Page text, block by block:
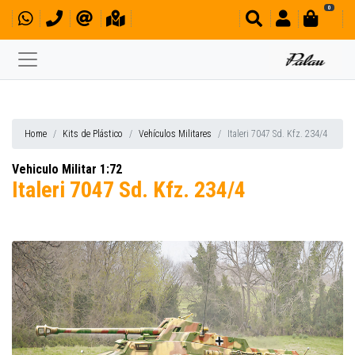
0
Home Kits de Plástico Vehículos Militares Italeri 7047 Sd. Kfz. 234/4
Vehiculo Militar 1:72
Italeri 7047 Sd. Kfz. 234/4